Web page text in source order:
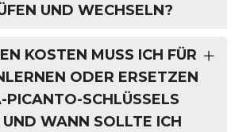
UND WECHSELN?
KOSTEN MUSS ICH FÜR
ODER ERSETZEN
PICANTO-SCHLÜSSELS
UND WANN SOLLTE ICH